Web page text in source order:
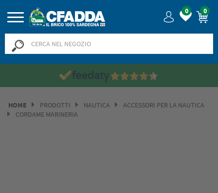
0 0
HOME PRODOTTI NAUTICA
ACCESSORI PER LA NAUTICA
CORDAME MARINERIA